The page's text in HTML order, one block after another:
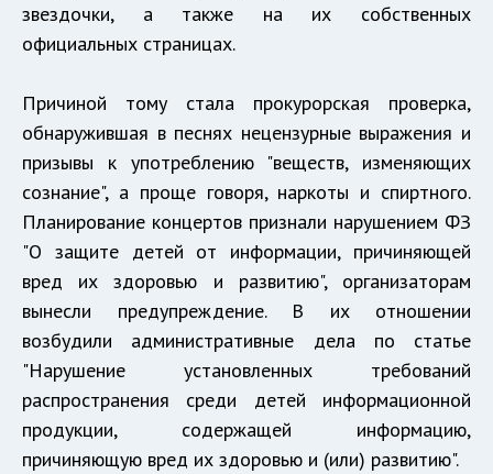
звездочки, а также на их собственных
официальных страницах.
Причиной тому стала прокурорская проверка,
обнаружившая в песнях нецензурные выражения и
призывы к употреблению "веществ, изменяющих
сознание", а проще говоря, наркоты и спиртного.
Планирование концертов признали нарушением ФЗ
"О защите детей от информации, причиняющей
вред их здоровью и развитию", организаторам
вынесли предупреждение. В их отношении
возбудили административные дела по статье
"Нарушение установленных требований
распространения среди детей информационной
продукции, содержащей информацию,
причиняющую вред их здоровью и (или) развитию".